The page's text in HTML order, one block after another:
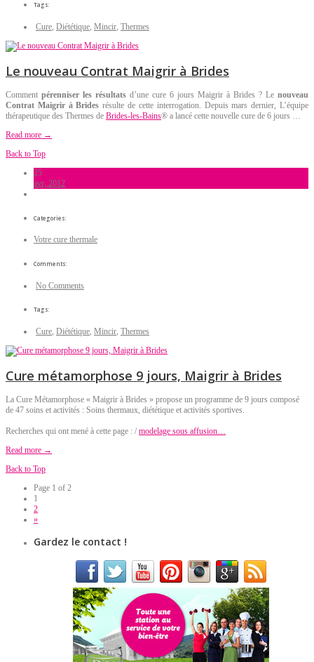
Tags:
Cure, Diététique, Mincir, Thermes
Le nouveau Contrat Maigrir à Brides
Comment pérenniser les résultats d’une cure 6 jours Maigrir à Brides ? Le nouveau
Contrat Maigrir à Brides résulte de cette interrogation. Depuis mars dernier, L’équipe
thérapeutique des Thermes de Brides-les-Bains® a lancé cette nouvelle cure de 6 jours …
Read more →
Back to Top
25
avr, 2012
Categories:
Votre cure thermale
Comments:
No Comments
Tags:
Cure, Diététique, Mincir, Thermes
Cure métamorphose 9 jours, Maigrir à Brides
La Cure Métamorphose « Maigrir à Brides » propose un programme de 9 jours composé
de 47 soins et activités : Soins thermaux, diététique et activités sportives.
Recherches qui ont mené à cette page : / modelage sous affusion…
Read more →
Back to Top
Page 1 of 2
1
2
»
Gardez le contact !